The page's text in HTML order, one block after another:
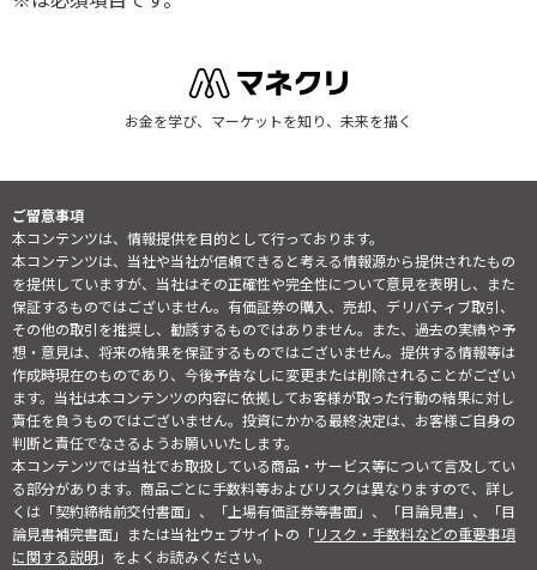
お金を学び、マーケットを知り、未来を描く
ご留意事項
本コンテンツは、情報提供を目的として行っております。
本コンテンツは、当社や当社が信頼できると考える情報源から提供されたもの
を提供していますが、当社はその正確性や完全性について意見を表明し、また
保証するものではございません。有価証券の購入、売却、デリバティブ取引、
その他の取引を推奨し、勧誘するものではありません。また、過去の実績や予
想・意見は、将来の結果を保証するものではございません。提供する情報等は
作成時現在のものであり、今後予告なしに変更または削除されることがござい
ます。当社は本コンテンツの内容に依拠してお客様が取った行動の結果に対し
責任を負うものではございません。投資にかかる最終決定は、お客様ご自身の
判断と責任でなさるようお願いいたします。
本コンテンツでは当社でお取扱している商品・サービス等について言及してい
る部分があります。商品ごとに手数料等およびリスクは異なりますので、詳し
くは「契約締結前交付書面」、「上場有価証券等書面」、「目論見書」、「目
論見書補完書面」または当社ウェブサイトの「リスク・手数料などの重要事項
に関する説明」をよくお読みください。